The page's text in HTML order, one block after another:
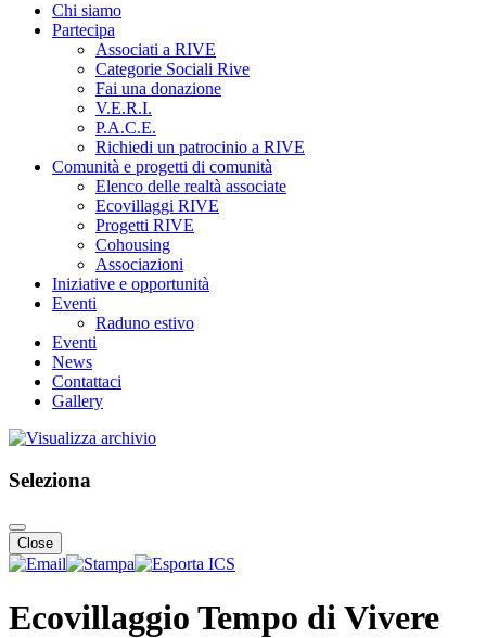
Chi siamo
Partecipa
Associati a RIVE
Categorie Sociali Rive
Fai una donazione
V.E.R.I.
P.A.C.E.
Richiedi un patrocinio a RIVE
Comunità e progetti di comunità
Elenco delle realtà associate
Ecovillaggi RIVE
Progetti RIVE
Cohousing
Associazioni
Iniziative e opportunità
Eventi
Raduno estivo
Eventi
News
Contattaci
Gallery
Seleziona
Close
Ecovillaggio Tempo di Vivere